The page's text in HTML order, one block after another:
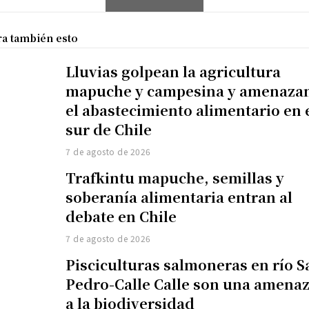
también esto
Lluvias golpean la agricultura
mapuche y campesina y
el abastecimiento alimentario en
sur de Chile
7 de agosto de 2026
Trafkintu mapuche, semillas y
soberanía alimentaria entran al
debate en Chile
7 de agosto de 2026
Pisciculturas salmoneras en río
Pedro-Calle Calle son una
a la biodiversidad